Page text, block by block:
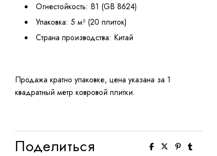
Огнестойкость: B1 (GB 8624)
Упаковка: 5 м² (20 плиток)
Страна производства: Китай
Продажа кратно упаковке, цена указана за 1
квадратный метр ковровой плитки.
Поделиться